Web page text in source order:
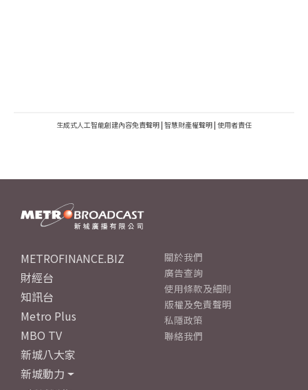
生成式人工智能創建內容免責聲明 | 智慧財產權聲明 | 使用者責任
METROFINANCE.BIZ
財經台
知訊台
Metro Plus
MBO TV
新城八大家
新城動力
關於我們
廣告查詢
使用條款及細則
版權及免責聲明
私隱政策
聯絡我們